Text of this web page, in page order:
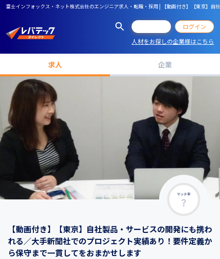
富士インフォックス・ネット株式会社のエンジニア求人・転職・採用 | 【動画付き】【東京】
ログイン
人材をお探しの企業様はこちら
求人 企業
マッチ率
【動画付き】【東京】自社製品・サービスの開発にも携わ
れる／大手新聞社でのプロジェクト実績あり！要件定義か
ら保守まで一貫してをおまかせします